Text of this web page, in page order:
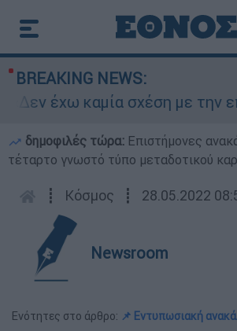
BREAKING NEWS:
έχω καμία σχέση με την
δημοφιλές τώρα: Επιστήμονες
τέταρτο γνωστό τύπο μεταδοτικού
┋ Κόσμος ┋ 28.05.2022
Newsroom
Ενότητες στο άρθρο: 📌 Εντυπωσιακή